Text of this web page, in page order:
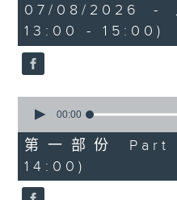
主题：结节性痒疹
嘉宾：郑学辉医生
生)
1400-1500
[精神科医学院系列]
主题：长者情绪健康
嘉宾：潘佩璆医生(
1
hour,
38
minutes,
6
seconds
07/08/2026 -
13:00 - 15:00)
seconds
48
minutes,
50
seconds
00:00
第一部份
14:00)